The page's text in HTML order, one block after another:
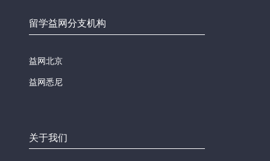
留学益网分支机构
益网北京
益网悉尼
关于我们